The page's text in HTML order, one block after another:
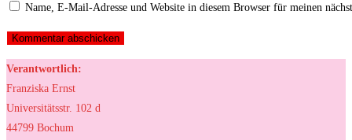
Benutzernamen
zum
ein
Adresse
Kommentieren
ein
URL
(optional)
Name, E-Mail-Adresse und Website in diesem Browser für meinen
Verantwortlich:
Franziska Ernst
Universitätsstr. 102 d
44799 Bochum